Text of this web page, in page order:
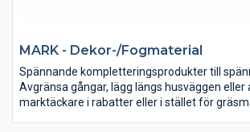
MARK - Dekor-/Fogmaterial
Spännande kompletteringsprodukter till
Avgränsa gångar, lägg längs husväggen eller
marktäckare i rabatter eller i stället för